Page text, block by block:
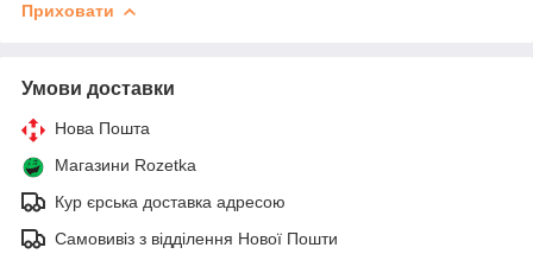
Приховати
Умови доставки
Нова Пошта
Магазини Rozetka
Кур єрська доставка адресою
Самовивіз з відділення Нової Пошти